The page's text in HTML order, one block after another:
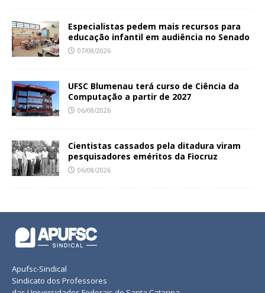
Especialistas pedem mais recursos para
educação infantil em audiência no Senado
07/08/2026
UFSC Blumenau terá curso de Ciência da
Computação a partir de 2027
06/08/2026
Cientistas cassados pela ditadura viram
pesquisadores eméritos da Fiocruz
06/08/2026
Apufsc-Sindical
Sindicato dos Professores